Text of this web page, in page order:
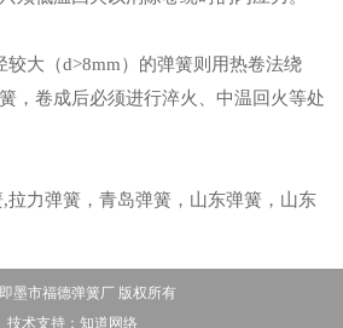
较大（d>8mm）的弹簧则用热卷法绕
，卷成后必须进行淬火、中温回火等处
拉力弹簧，青岛弹簧，山东弹簧，山东
墨市福德弹簧厂 版权所有
技术支持： 知道网络